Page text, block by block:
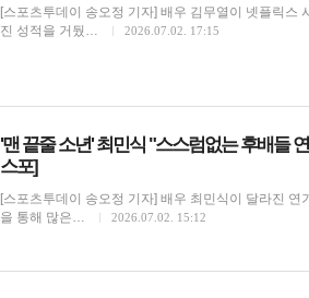
[스포츠투데이 송오정 기자] 배우 김무열이 넷플릭스
진 성적을 거뒀…
2026.07.02. 17:15
'맨 끝줄 소년' 최민식 "스스럼없는 후배들
스포]
[스포츠투데이 송오정 기자] 배우 최민식이 달라진
을 통해 많은…
2026.07.02. 15:12